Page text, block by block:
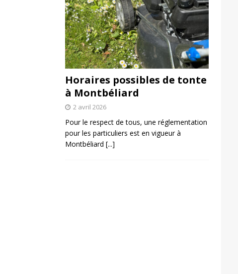
Horaires possibles de tonte
à Montbéliard
2 avril 2026
Pour le respect de tous, une réglementation
pour les particuliers est en vigueur à
Montbéliard [...]